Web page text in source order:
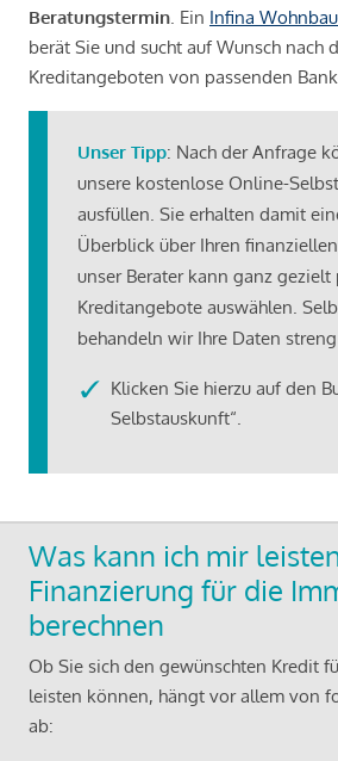
Beratungstermin . Ein Infina
berät Sie und sucht auf Wunsch nach
Kreditangeboten von passenden
Unser Tipp: Nach der Anfrage
unsere kostenlose Online-
ausfüllen. Sie erhalten damit
Überblick über Ihren
unser Berater kann ganz gezielt
Kreditangebote auswählen.
behandeln wir Ihre Daten
Klicken Sie hierzu auf den
Selbstauskunft“.
Was kann ich mir
Finanzierung für die
berechnen
Ob Sie sich den gewünschten Kredit
leisten können, hängt vor allem von
ab: